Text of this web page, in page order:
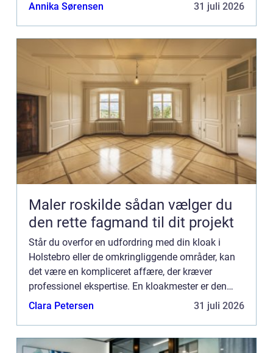
Annika Sørensen 31 juli 2026
Maler roskilde sådan vælger du
den rette fagmand til dit projekt
Står du overfor en udfordring med din kloak i
Holstebro eller de omkringliggende områder, kan
det være en kompliceret affære, der kræver
professionel ekspertise. En kloakmester er den
fagperson, som sikrer, at dit kloaksystem fungerer
Clara Petersen 31 juli 2026